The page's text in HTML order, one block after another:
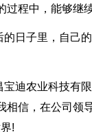
程中，能够继
日子里，自己
迪农业科技有
信，在公司领
!